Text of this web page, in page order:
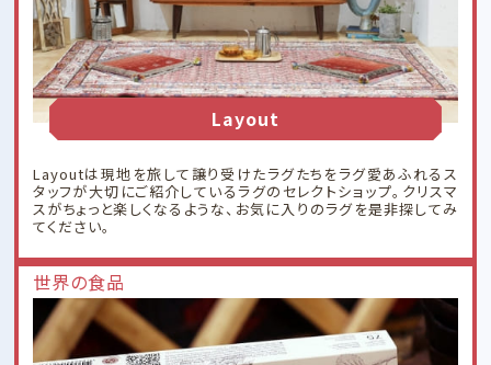
Layout
Layoutは現地を旅して譲り受けたラグたちをラグ愛あふれるス
タッフが大切にご紹介しているラグのセレクトショップ。クリスマ
スがちょっと楽しくなるような、お気に入りのラグを是非探してみ
てください。
世界の食品